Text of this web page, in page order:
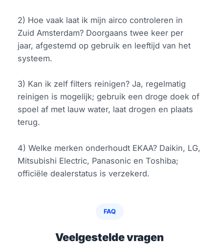
2) Hoe vaak laat ik mijn airco controleren in
Zuid Amsterdam? Doorgaans twee keer per
jaar, afgestemd op gebruik en leeftijd van het
systeem.
3) Kan ik zelf filters reinigen? Ja, regelmatig
reinigen is mogelijk; gebruik een droge doek of
spoel af met lauw water, laat drogen en plaats
terug.
4) Welke merken onderhoudt EKAA? Daikin, LG,
Mitsubishi Electric, Panasonic en Toshiba;
officiële dealerstatus is verzekerd.
FAQ
Veelgestelde vragen